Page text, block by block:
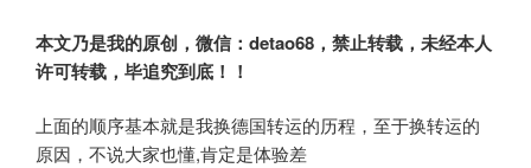
本文乃是我的原创，微信：detao68 ，禁止转载，未经本人
许可转载，毕追究到底！！
上面的顺序基本就是我换德国转运的历程，至于换转运的
原因，不说大家也懂,肯定是体验差